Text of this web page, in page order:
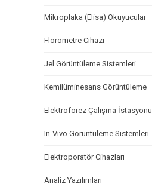
Mikroplaka (Elisa) Okuyucular
Florometre Cihazı
Jel Görüntüleme Sistemleri
Kemilüminesans Görüntüleme
Elektroforez Çalışma İstasyonu
In-Vivo Görüntüleme Sistemleri
Elektroporatör Cihazları
Analiz Yazılımları